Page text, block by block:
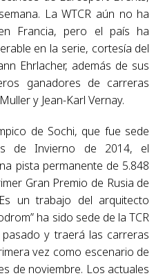
La WTCR aún no ha
Francia, pero el país ha
en la serie, cortesía del
Ehrlacher, además de sus
ganadores de carreras
y Jean-Karl Vernay.
de Sochi, que fue sede
de Invierno de 2014, el
pista permanente de 5.848
Gran Premio de Rusia de
un trabajo del arquitecto
ha sido sede de la TCR
y traerá las carreras
vez como escenario de
de noviembre. Los actuales